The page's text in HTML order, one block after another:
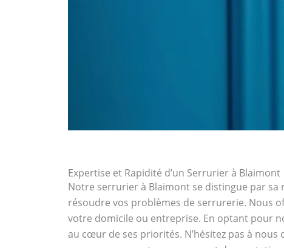
Expertise et Rapidité d’un Serrurier à Blaimont
Notre serrurier à Blaimont se distingue par sa
résoudre vos problèmes de serrurerie. Nous
votre domicile ou entreprise. En optant pour
au cœur de ses priorités. N’hésitez pas à